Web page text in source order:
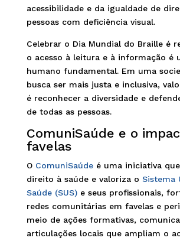
acessibilidade e da igualdade de
pessoas com deficiência visual.
Celebrar o Dia Mundial do Braille é
o acesso à leitura e à informação é
humano fundamental. Em uma
busca ser mais justa e inclusiva,
é reconhecer a diversidade e
de todas as pessoas.
ComuniSaúde e o
favelas
O ComuniSaúdeé uma iniciativa
direito à saúde e valoriza o Sistema
Saúde (SUS)e seus profissionais,
redes comunitárias em favelas e
meio de ações formativas,
articulações locais que ampliam o